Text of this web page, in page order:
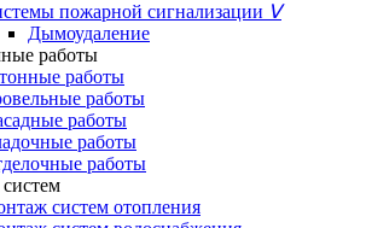
пожарной сигнализации ᐯ
Дымоудаление
работы
работы
работы
работы
работы
работы
систем отопления